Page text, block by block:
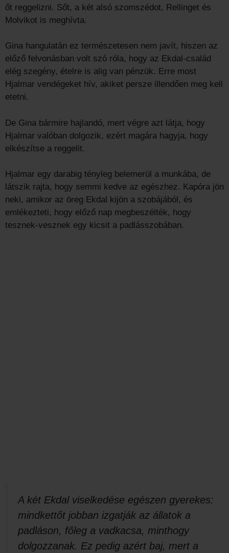
őt reggelizni. Sőt, a két alsó szomszédot, Rellinget és
Molvikot is meghívta.
Gina hangulatán ez természetesen nem javít, hiszen az
előző felvonásban volt szó róla, hogy az Ekdal-család
elég szegény, ételre is alig van pénzük. Erre most
Hjalmar vendégeket hív, akiket persze illendően meg kell
etetni.
De Gina bármire hajlandó, mert végre azt látja, hogy
Hjalmar valóban dolgozik, ezért magára hagyja, hogy
elkészítse a reggelit.
Hjalmar egy darabig tényleg belemerül a munkába, de
látszik rajta, hogy semmi kedve az egészhez. Kapóra jön
neki, amikor az öreg Ekdal kijön a szobájából, és
emlékezteti, hogy előző nap megbeszélték, hogy
tesznek-vesznek egy kicsit a padlásszobában.
A két Ekdal viselkedése egészen gyerekes:
mindkettőt jobban izgatják az állatok a
padláson, főleg a vadkacsa, minthogy
dolgozzanak. Ez pedig azért baj, mert a